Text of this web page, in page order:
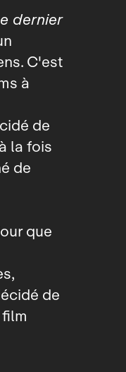
dernier
C'est
à
de
la fois
de
que
de